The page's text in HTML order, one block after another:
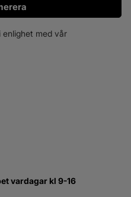
enlighet med vår
vardagar kl 9-16